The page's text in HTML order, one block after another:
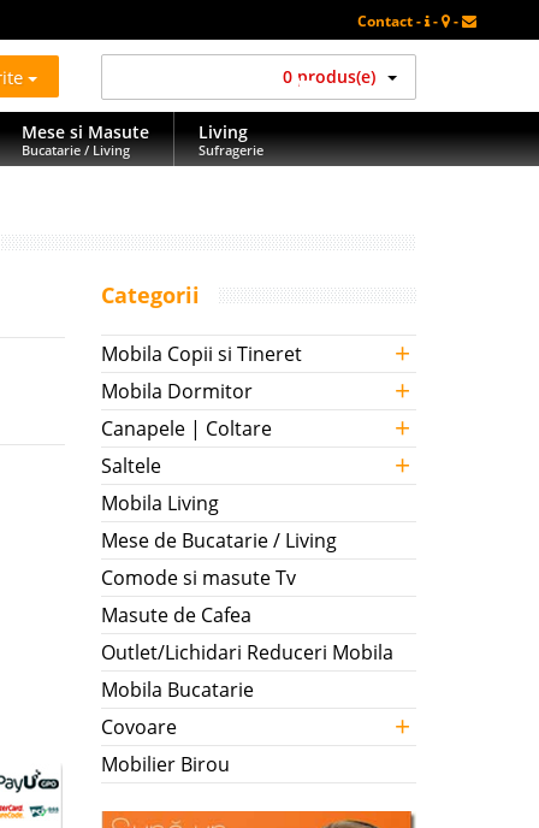
Contact - - -
0 produs(e)
Mese si Masute
Bucatarie / Living
Living
Sufragerie
Categorii
Mobila Copii si Tineret +
Mobila Dormitor +
Canapele | Coltare +
Saltele +
Mobila Living
Mese de Bucatarie / Living
Comode si masute Tv
Masute de Cafea
Outlet/Lichidari Reduceri Mobila
Mobila Bucatarie
Covoare
+
Mobilier Birou